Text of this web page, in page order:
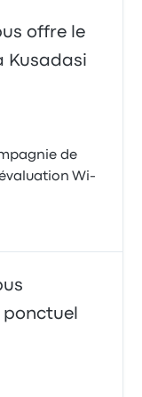
offre le
Kusadasi
de
Wi-